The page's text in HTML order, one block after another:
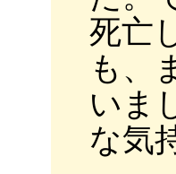
死亡
も、
いま
な気